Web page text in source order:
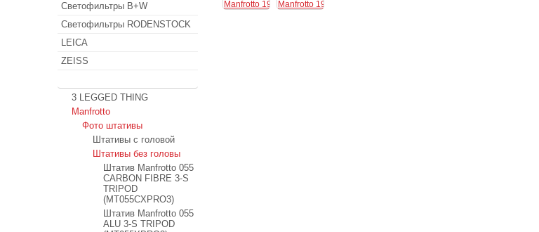
Светофильтры B+W
Светофильтры RODENSTOCK
LEICA
ZEISS
3 LEGGED THING
Manfrotto
Фото штативы
Штативы с головой
Штативы без головы
Штатив Manfrotto 055
CARBON FIBRE 3-S
TRIPOD
(MT055CXPRO3)
Штатив Manfrotto 055
ALU 3-S TRIPOD